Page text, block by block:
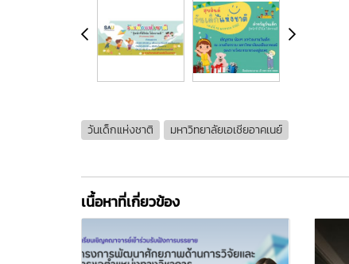
วันเด็กแห่งชาติ มหาวิทยาลัยเอเชียอาคเนย์
เนื้อหาที่เกี่ยวข้อง